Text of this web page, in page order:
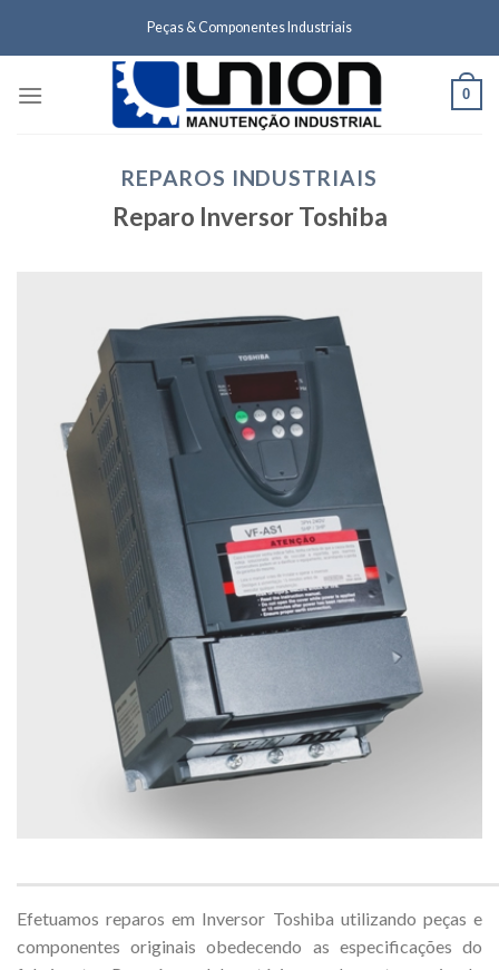
Peças & Componentes Industriais
0
REPAROS INDUSTRIAIS
Reparo Inversor Toshiba
Efetuamos reparos em Inversor Toshiba utilizando peças e
componentes originais obedecendo as especificações do